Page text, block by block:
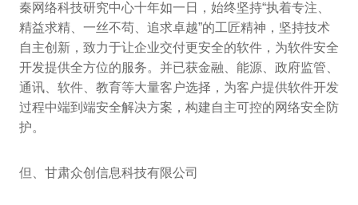
秦网络科技研究中心十年如一日，始终坚持“执着专注、
精益求精、一丝不苟、追求卓越”的工匠精神，坚持技术
自主创新，致力于让企业交付更安全的软件，为软件安全
开发提供全方位的服务。并已获金融、能源、政府监管、
通讯、软件、教育等大量客户选择，为客户提供软件开发
过程中端到端安全解决方案，构建自主可控的网络安全防
护。
但、甘肃众创信息科技有限公司